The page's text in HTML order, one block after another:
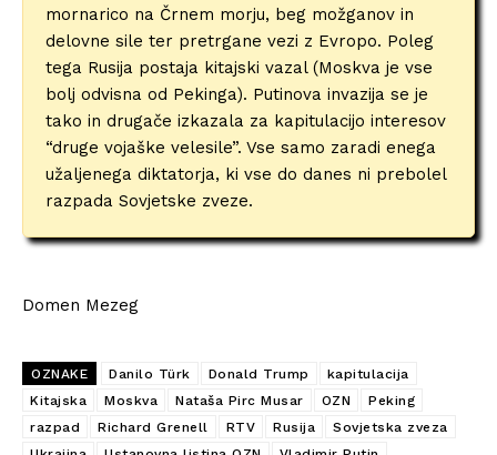
mornarico na Črnem morju, beg možganov in
delovne sile ter pretrgane vezi z Evropo. Poleg
tega Rusija postaja kitajski vazal (Moskva je vse
bolj odvisna od Pekinga). Putinova invazija se je
tako in drugače izkazala za kapitulacijo interesov
“druge vojaške velesile”. Vse samo zaradi enega
užaljenega diktatorja, ki vse do danes ni prebolel
razpada Sovjetske zveze.
Domen Mezeg
OZNAKE Danilo Türk Donald Trump
kapitulacija
Kitajska
Moskva Nataša Pirc Musar OZN
Peking
razpad
Richard Grenell RTV Rusija
Sovjetska zveza